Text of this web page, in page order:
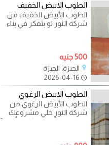
الطوب الابيض الخفيف
الطوب الأبيض الخفيف من
شركة النور لو بتفكر في بناء
500 جنيه
الجيزة، الجيزة
2026-04-16
الطوب الابيض الرغوي
الطوب الأبيض الرغوي من
شركة النور خلي مشروعك
يتم بجودة أعلى وتكلفة أقل ?